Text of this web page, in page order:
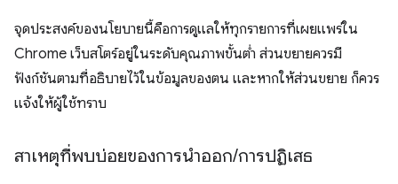
จุดประสงค์ของนโยบายนี้คือการดูแลให้ทุกรายการที่เผยแพร่ใน
Chrome เว็บสโตร์อยู่ในระดับคุณภาพขั้นต่ำ ส่วนขยายควรมี
ฟังก์ชันตามที่อธิบายไว้ในข้อมูลของตน และหากให้ส่วนขยาย ก็ควร
แจ้งให้ผู้ใช้ทราบ
สาเหตุที่พบบ่อยของการนำออก/การปฏิเสธ